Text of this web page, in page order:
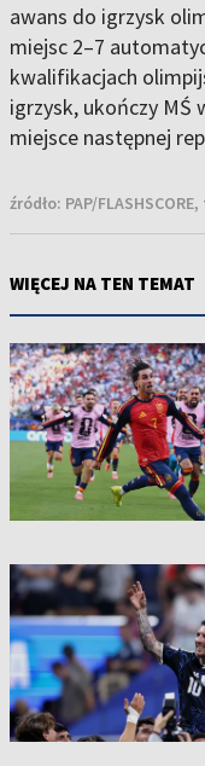
awans do igrzysk
miejsc 2–7
kwalifikacjach
igrzysk, ukończy MŚ
miejsce następnej
źródło: PAP/
WIĘCEJ NA TEN TEMAT